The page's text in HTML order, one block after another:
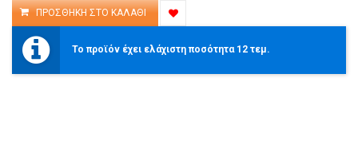
Το προϊόν έχει ελάχιστη ποσότητα 12 τεμ.